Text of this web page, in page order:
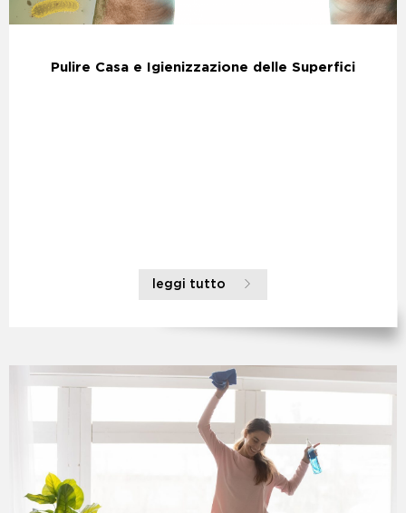
Pulire Casa e Igienizzazione delle Superfici
leggi tutto